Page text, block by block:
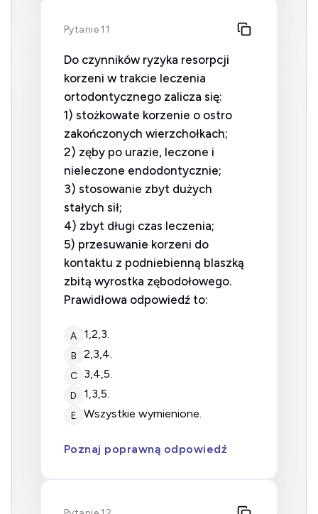
Pytanie 11
Do czynników ryzyka resorpcji
korzeni w trakcie leczenia
ortodontycznego zalicza się:
1) stożkowate korzenie o ostro
zakończonych wierzchołkach;
2) zęby po urazie, leczone i
nieleczone endodontycznie;
3) stosowanie zbyt dużych
stałych sił;
4) zbyt długi czas leczenia;
5) przesuwanie korzeni do
kontaktu z podniebienną blaszką
zbitą wyrostka zębodołowego.
Prawidłowa odpowiedź to:
A 1,2,3.
B 2,3,4.
C 3,4,5.
D 1,3,5.
E wszystkie wymienione.
Poznaj poprawną odpowiedź